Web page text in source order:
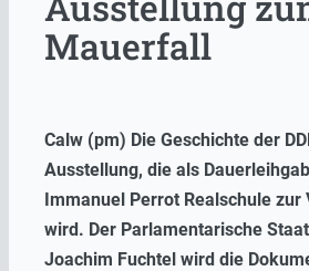
Mauerfall
Calw (pm) Die Geschichte der
Ausstellung, die als
Immanuel Perrot Realschule
wird. Der Parlamentarische
Joachim Fuchtel wird die